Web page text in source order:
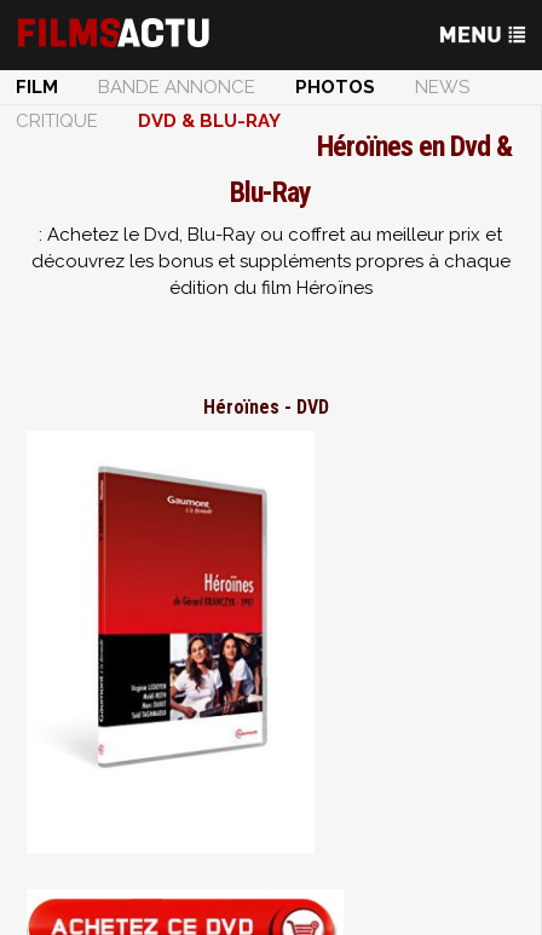
FILM BANDE ANNONCE PHOTOS
NEWS
CRITIQUE
DVD & BLU-RAY
Héroïnes en Dvd &
Blu-Ray
: Achetez le Dvd, Blu-Ray ou coffret au meilleur prix et
découvrez les bonus et suppléments propres à chaque
édition du film Héroïnes
Héroïnes - DVD